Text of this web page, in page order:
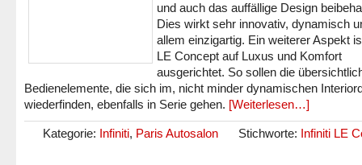
und auch das auffällige Design
Dies wirkt sehr innovativ, dynamisch
allem einzigartig. Ein weiterer Aspekt
LE Concept auf Luxus und Komfort
ausgerichtet. So sollen die
Bedienelemente, die sich im, nicht minder dynamischen
wiederfinden, ebenfalls in Serie gehen. [Weiterlesen…]
Kategorie: Infiniti, Paris Autosalon Stichworte: Infiniti LE